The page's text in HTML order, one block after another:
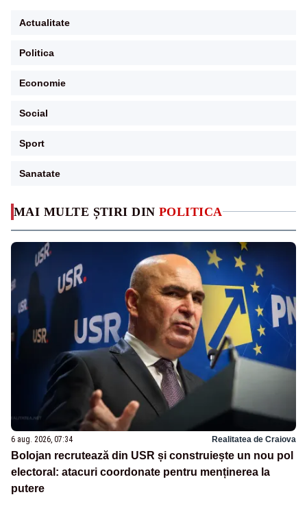
MAI MULTE ȘTIRI DIN POLITICA
6 aug. 2026, 07:34 Realitatea de Craiova
Bolojan recrutează din USR și construiește un nou pol
electoral: atacuri coordonate pentru menținerea la
putere
Actualitate
Politica
Economie
Social
Sport
Sanatate